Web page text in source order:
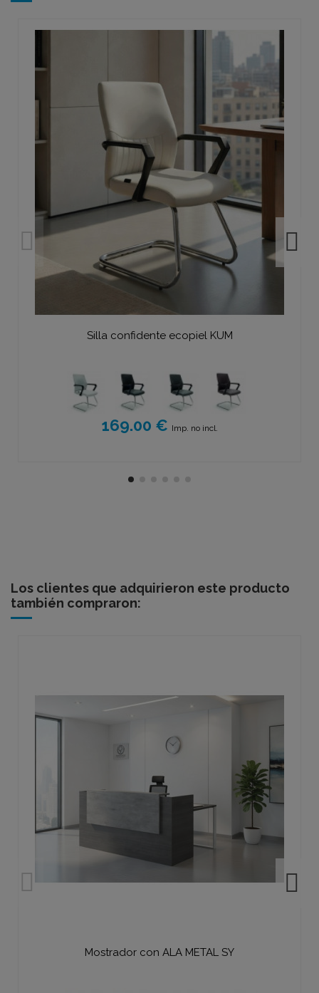
Silla confidente ecopiel KUM
169.00 € Imp. no incl.
Los clientes que adquirieron este producto
también compraron:
Mostrador con ALA METAL SY